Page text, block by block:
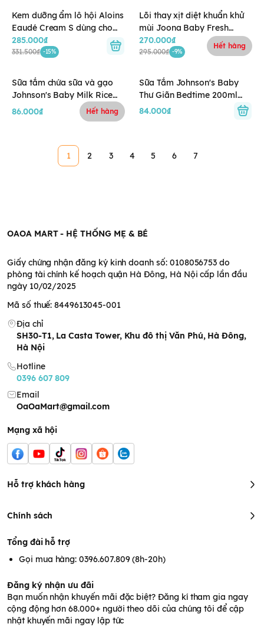
Kem dưỡng ẩm lô hội Aloins
Eaudé Cream S dùng cho
mặt và toàn thân (180g)
285.000₫
331.500₫ -15%
Lõi thay xịt diệt khuẩn khử
mùi Joona Baby Fresh
300ml
270.000₫
295.000₫ -9%
Hết hàng
Sữa tắm chứa sữa và gạo
Johnson's Baby Milk Rice
200ml (0M+)
86.000₫ Hết hàng
Sữa Tắm Johnson's Baby
Thư Giãn Bedtime 200ml
(1Y+)
84.000₫
1 2 3 4 5 6 7
OAOA MART - HỆ THỐNG MẸ & BÉ
Giấy chứng nhận đăng ký kinh doanh số: 0108056753 do
phòng tài chính kế hoạch quận Hà Đông, Hà Nội cấp lần đầu
ngày 10/02/2025
Mã số thuế: 8449613045-001
Địa chỉ
SH30-T1, La Casta Tower, Khu đô thị Văn Phú, Hà Đông,
Hà Nội
Hotline
0396 607 809
Email
OaOaMart@gmail.com
Mạng xã hội
Hỗ trợ khách hàng
Chính sách
Tổng đài hỗ trợ
Gọi mua hàng: 0396.607.809 (8h-20h)
Đăng ký nhận ưu đãi
Bạn muốn nhận khuyến mãi đặc biệt? Đăng kí tham gia ngay
cộng động hơn 68.000+ người theo dõi của chúng tôi để cập
nhật khuyến mãi ngay lập tức